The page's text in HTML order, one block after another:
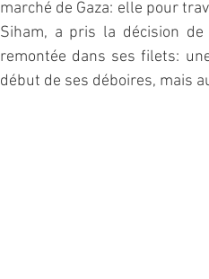
marché de Gaza: elle pour
Siham, a pris la décision
remontée dans ses filets:
début de ses déboires, mais